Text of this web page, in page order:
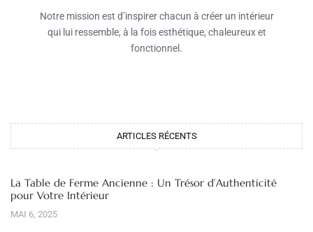
Notre mission est d’inspirer chacun à créer un intérieur
qui lui ressemble, à la fois esthétique, chaleureux et
fonctionnel.
ARTICLES RÉCENTS
La Table de Ferme Ancienne : Un Trésor d’Authenticité
pour Votre Intérieur
MAI 6, 2025